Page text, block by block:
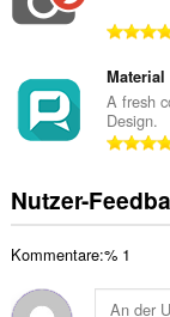
Material
A fresh
Design.
Nutzer-
Kommentare:% 1